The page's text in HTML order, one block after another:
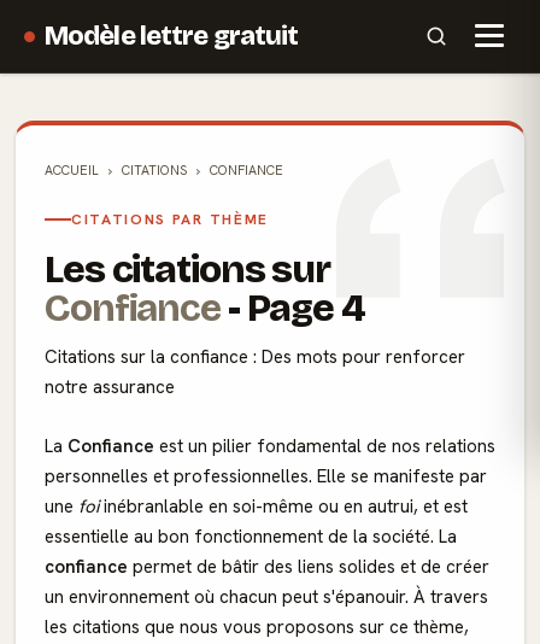
Modèle lettre gratuit
ACCUEIL CITATIONS CONFIANCE
CITATIONS PAR THÈME
Les citations sur
Confiance- Page 4
Citations sur la confiance : Des mots pour renforcer
notre assurance
La Confiance est un pilier fondamental de nos relations
personnelles et professionnelles. Elle se manifeste par
une foiinébranlable en soi-même ou en autrui, et est
essentielle au bon fonctionnement de la société. La
confiance permet de bâtir des liens solides et de créer
un environnement où chacun peut s'épanouir. À travers
les citations que nous vous proposons sur ce thème,